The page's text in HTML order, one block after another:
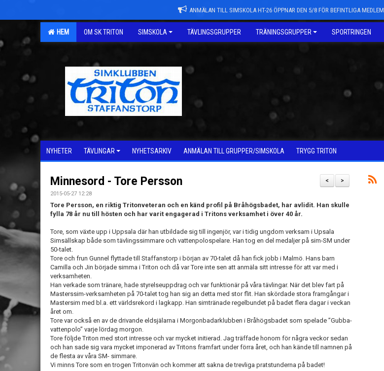
ANMÄLAN TILL SIMSKOLA HT-26 ÖPPNAR DEN 5/8 FÖR BEFINTLIGA
HEM OM SK TRITON SIMSKOLA TÄVLINGSGRUPPER TRÄNINGSGRUPPER SPORTRINGEN
NYHETER TÄVLINGAR NYHETSARKIV ANMÄLAN TILL GRUPPER/SIMSKOLA TRYGG TRITON
>
<
Minnesord - Tore Persson
2015-05-27 12:28
Tore Persson, en riktig Tritonveteran och en känd profil på Bråhögsbadet, har avlidit. Han skulle
fylla 78 år nu till hösten och har varit engagerad i Tritons verksamhet i över 40 år.
Tore, som växte upp i Uppsala där han utbildade sig till ingenjör, var i tidig ungdom verksam i Upsala
Simsällskap både som tävlingssimmare och vattenpolospelare. Han tog en del medaljer på sim-SM under
50-talet.
Tore och frun Gunnel flyttade till Staffanstorp i början av 70-talet då han fick jobb i Malmö. Hans barn
Camilla och Jin började simma i Triton och då var Tore inte sen att anmäla sitt intresse för att var med i
verksamheten.
Han verkade som tränare, hade styrelseuppdrag och var funktionär på våra tävlingar. När det blev fart på
Masterssim-verksamheten på 70-talet tog han sig an detta med stor flit. Han skördade stora framgångar i
Mastersim med bl.a. ett världsrekord i lagkapp. Han simtränade regelbundet på badet flera dagar i veckan
året om.
Tore var också en av de drivande eldsjälarna i Morgonbadarklubben i Bråhögsbadet som spelade ”Gubba-
vattenpolo” varje lördag morgon.
Tore följde Triton med stort intresse och var mycket initierad. Jag träffade honom för några veckor sedan
och han sade sig vara mycket imponerad av Tritons framfart under förra året, och han kände till namnen på
de flesta av våra SM- simmare.
Vi minns Tore som en trogen Tritonvän och kommer att sakna de trevliga pratstunderna på badet!